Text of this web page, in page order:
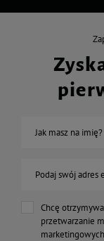
Jak masz na imię?
Podaj swój adres
Chcę
przetwarzanie